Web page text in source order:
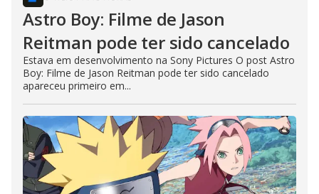
Astro Boy: Filme de Jason
Reitman pode ter sido cancelado
Estava em desenvolvimento na Sony Pictures O post Astro
Boy: Filme de Jason Reitman pode ter sido cancelado
apareceu primeiro em...